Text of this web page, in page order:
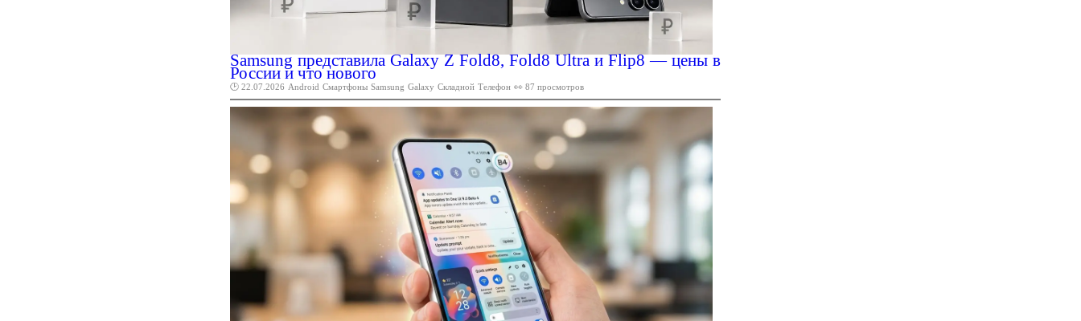
Samsung представила Galaxy Z Fold8, Fold8 Ultra и Flip8 — цены в
России и что нового
🕑 22.07.2026 Android Смартфоны Samsung Galaxy Складной Телефон 👀 87 просмотров